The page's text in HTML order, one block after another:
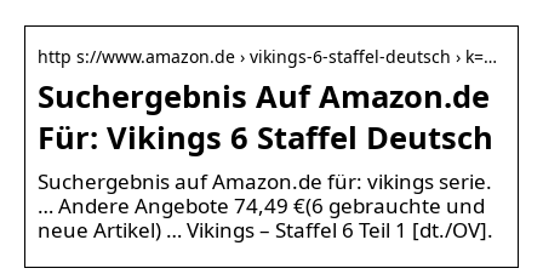
http s://www.amazon.de › vikings-6-staffel-deutsch › k=…
Suchergebnis Auf Amazon.de
Für: Vikings 6 Staffel Deutsch
Suchergebnis auf Amazon.de für: vikings serie.
… Andere Angebote 74,49 €(6 gebrauchte und
neue Artikel) … Vikings – Staffel 6 Teil 1 [dt./OV].